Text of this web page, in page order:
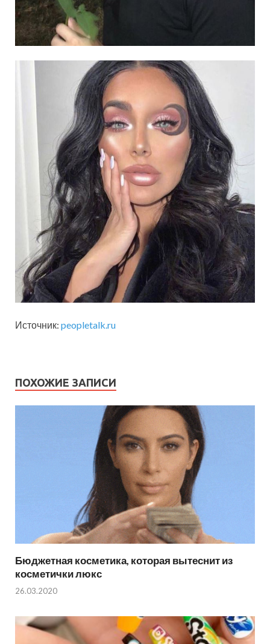
Источник: peopletalk.ru
ПОХОЖИЕ ЗАПИСИ
Бюджетная косметика, которая вытеснит из
косметички люкс
26.03.2020